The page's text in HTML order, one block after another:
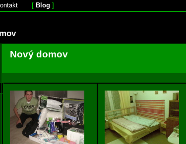
[ Blog ]
Nový domov